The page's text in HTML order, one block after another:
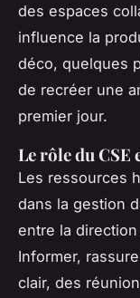
des espaces
influence la
déco, quelques
de recréer une
premier jour.
Le rôle du CSE
Les ressources
dans la gestion
entre la
Informer,
clair, des